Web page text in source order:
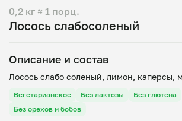
Лосось слабосоленый
0,2 кг ≈ 1 порц.
Описание и состав
Вегетарианское Без лактозы
Без глютена
Без орехов и бобов